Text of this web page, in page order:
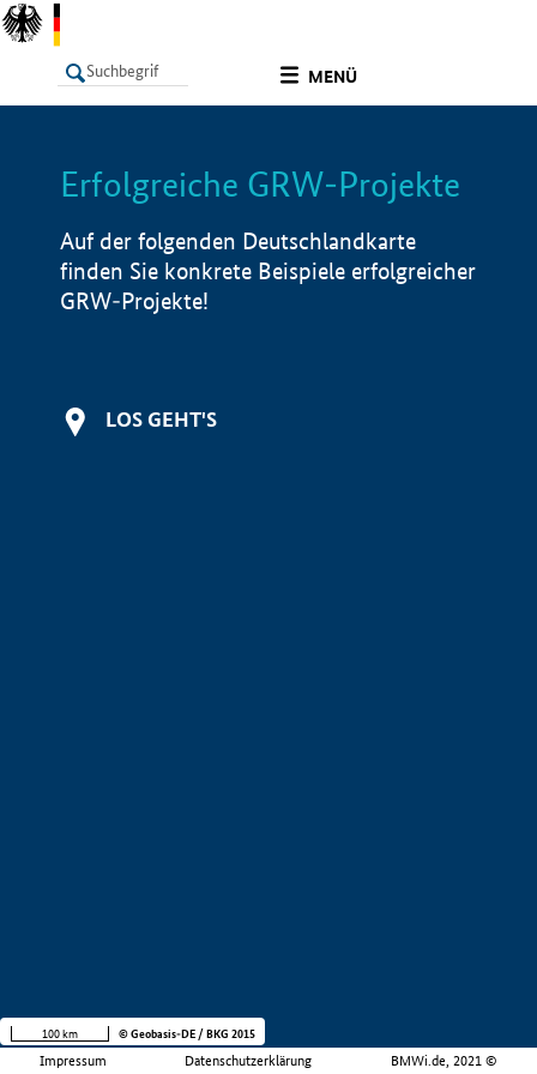
MENÜ
LISTE Info
Erfolgreiche GRW-Projekte
Auf der folgenden Deutschlandkarte
finden Sie konkrete Beispiele erfolgreicher
GRW-Projekte!
LOS GEHT'S
Impressum Datenschutzerklärung BMWi.de, 2021 ©
100 km © Geobasis-DE / BKG 2015